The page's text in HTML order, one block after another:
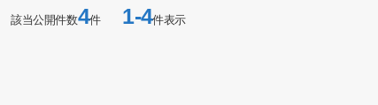
該当公開件数4件1-4件表示